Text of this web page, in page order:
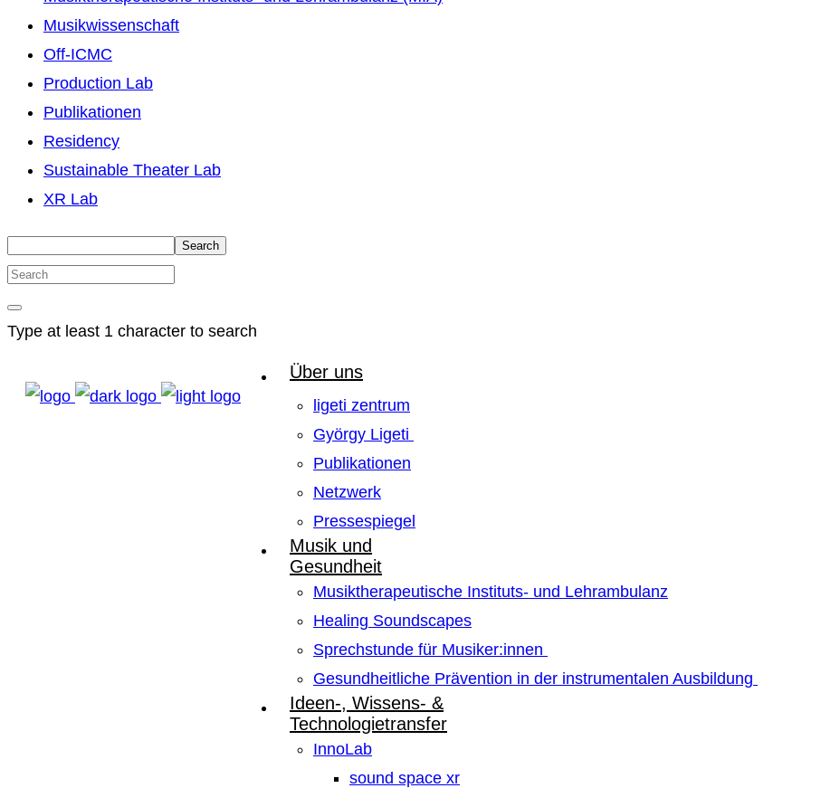
Musikwissenschaft
Off-ICMC
Production Lab
Publikationen
Residency
Sustainable Theater Lab
XR Lab
Search
Type at least 1 character to search
Über uns
ligeti zentrum
György Ligeti
Publikationen
Netzwerk
Pressespiegel
Musik und
Gesundheit
Musiktherapeutische Instituts- und Lehrambulanz
Healing Soundscapes
Sprechstunde für Musiker:innen
Gesundheitliche Prävention in der instrumentalen Ausbildung
Ideen-, Wissens- &
Technologietransfer
InnoLab
sound space xr